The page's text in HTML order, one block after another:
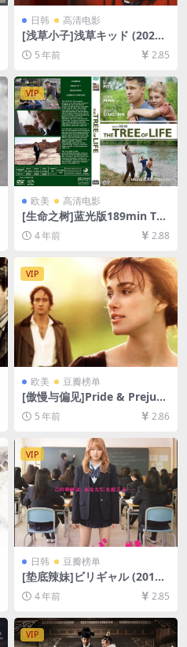
日韩 高清电影
[浅草小子]浅草キッド (2021)
[百度网盘+迅雷云盘资源1080
P超清未删减][MP4/8.0GB][日
语中字]
5 年前 2.85
VIP
欧美 高清电影
[生命之树]蓝光版189min The
Tree of Life (2011)[百度网盘
+迅雷云盘资源1080P超清未
删减][MP4/11GB][中英字幕]
4 年前 2.88
VIP
欧美 豆瓣榜单
[傲慢与偏见]Pride & Prejudi
ce (2005)[百度网盘+迅雷云盘
资源1080P超清未删减][MP4/
5 年前 2.86
VIP
日韩 豆瓣榜单
[垫底辣妹]ビリギャル (2015)
[百度网盘+迅雷云盘资源1080
P超清未删减][MP4/7.5GB][日
语中字]
4 年前 2.85
VIP